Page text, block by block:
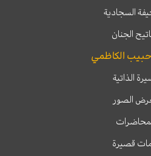
السجادية
الجنان
الكاظمي
الذاتية
الصور
قصيرة